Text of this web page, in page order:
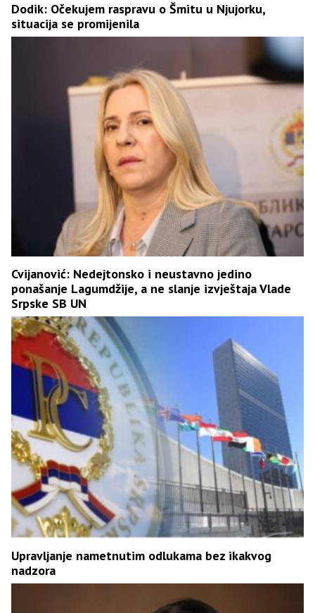
Dodik: Očekujem raspravu o Šmitu u Njujorku,
situacija se promijenila
Cvijanović: Nedejtonsko i neustavno jedino
ponašanje Lagumdžije, a ne slanje izvještaja Vlade
Srpske SB UN
Upravljanje nametnutim odlukama bez ikakvog
nadzora